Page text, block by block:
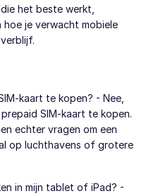
het beste werkt,
hoe je verwacht mobiele
kaart te kopen? - Nee,
SIM-kaart te kopen.
echter vragen om een
op luchthavens of grotere
in mijn tablet of iPad? -